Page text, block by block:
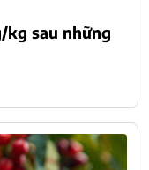
kg sau những